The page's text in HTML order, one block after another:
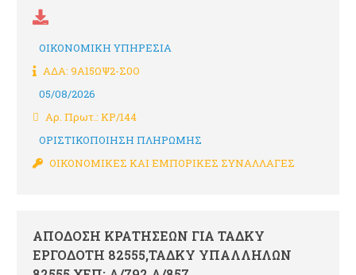
ΟΙΚΟΝΟΜΙΚΗ ΥΠΗΡΕΣΙΑ
ΑΔΑ: 9Α15ΩΨ2-Σ0Ο
05/08/2026
Αρ. Πρωτ.: ΚΡ/144
ΟΡΙΣΤΙΚΟΠΟΙΗΣΗ ΠΛΗΡΩΜΗΣ
ΟΙΚΟΝΟΜΙΚΕΣ ΚΑΙ ΕΜΠΟΡΙΚΕΣ ΣΥΝΑΛΛΑΓΕΣ
ΑΠΟΔΟΣΗ ΚΡΑΤΗΣΕΩΝ ΓΙΑ ΤΑΔΚΥ
ΕΡΓΟΔΟΤΗ 82555,ΤΑΔΚΥ ΥΠΑΛΛΗΛΩΝ